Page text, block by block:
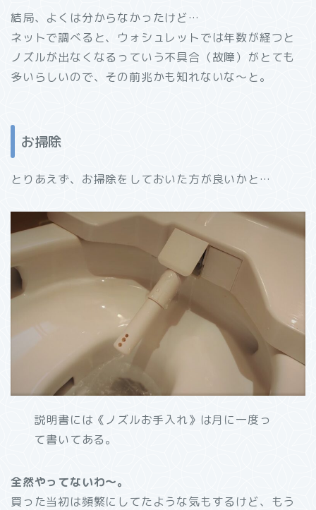
結局、よくは分からなかったけど…
ネットで調べると、ウォシュレットでは年数が経つと
ノズルが出なくなるっていう不具合（故障）がとても
多いらしいので、その前兆かも知れないな～と。
お掃除
とりあえず、お掃除をしておいた方が良いかと…
説明書には《ノズルお手入れ》は月に一度っ
て書いてある。
全然やってないわ～。
買った当初は頻繁にしてたような気もするけど、もう